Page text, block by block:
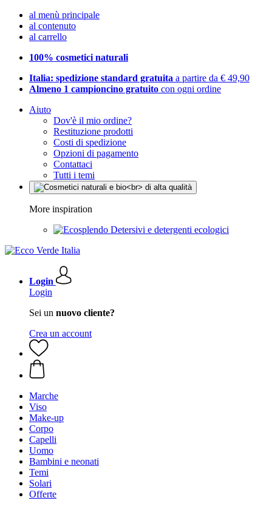
al menù principale
al contenuto
al carrello
100% cosmetici naturali
Italia: spedizione standard gratuita a partire da € 49,90
Almeno 1 campioncino gratuito con ogni ordine
Aiuto
Dov'è il mio ordine?
Restituzione prodotti
Costi di spedizione
Opzioni di pagamento
Contattaci
Tutti i temi
More inspiration
Detersivi e detergenti ecologici
Login
Login
Sei un nuovo cliente?
Crea un account
Marche
Viso
Make-up
Corpo
Capelli
Uomo
Bambini e neonati
Temi
Solari
Offerte